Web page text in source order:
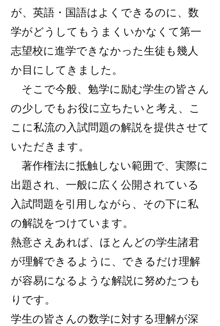
検
査
問
（秋
田
が、英語・国語はよくできるのに、数
学がどうしてもうまくいかなくて第一
志望校に進学できなかった生徒も幾人
か目にしてきました。
そこで今般、勉学に励む学生の皆さん
の少しでもお役に立ちたいと考え、こ
こに私流の入試問題の解説を提供させて
いただきます。
著作権法に抵触しない範囲で、実際に
出題され、一般に広く公開されている
入試問題を引用しながら、その下に私
の解説をつけています。
熱意さえあれば、ほとんどの学生諸君
が理解できるように、できるだけ理解
が容易になるような解説に努めたつも
りです。
学生の皆さんの数学に対する理解が深